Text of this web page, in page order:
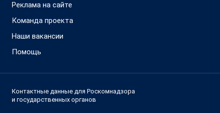
Реклама на сайте
Команда проекта
Наши вакансии
Помощь
Контактные данные для Роскомнадзора
и государственных органов